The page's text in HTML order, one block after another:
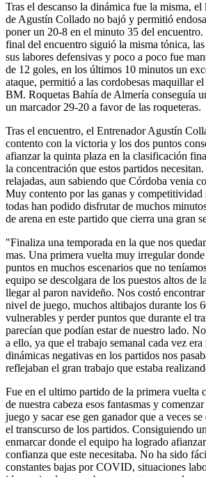
Tras el descanso la dinámica fue la misma,
de Agustín Collado no bajó y permitió
poner un 20-8 en el minuto 35 del
final del encuentro siguió la misma tónica,
sus labores defensivas y poco a poco fue
de 12 goles, en los últimos 10 minutos un
ataque, permitió a las cordobesas maquillar
BM. Roquetas Bahía de Almería conseguía
un marcador 29-20 a favor de las roqueteras.
Tras el encuentro, el Entrenador Agustín
contento con la victoria y los dos puntos
afianzar la quinta plaza en la clasificación
la concentración que estos partidos
relajadas, aun sabiendo que Córdoba venia
Muy contento por las ganas y competitividad
todas han podido disfrutar de muchos
de arena en este partido que cierra una gran
"Finaliza una temporada en la que nos
mas. Una primera vuelta muy irregular donde
puntos en muchos escenarios que no
equipo se descolgara de los puestos altos de
llegar al paron navideño. Nos costó
nivel de juego, muchos altibajos durante los
vulnerables y perder puntos que durante el
parecían que podían estar de nuestro lado.
a ello, ya que el trabajo semanal cada vez
dinámicas negativas en los partidos nos
reflejaban el gran trabajo que estaba
Fue en el ultimo partido de la primera vuelta
de nuestra cabeza esos fantasmas y
juego y sacar ese gen ganador que a veces
el transcurso de los partidos. Consiguiendo
enmarcar donde el equipo ha logrado
confianza que este necesitaba. No ha sido
constantes bajas por COVID, situaciones